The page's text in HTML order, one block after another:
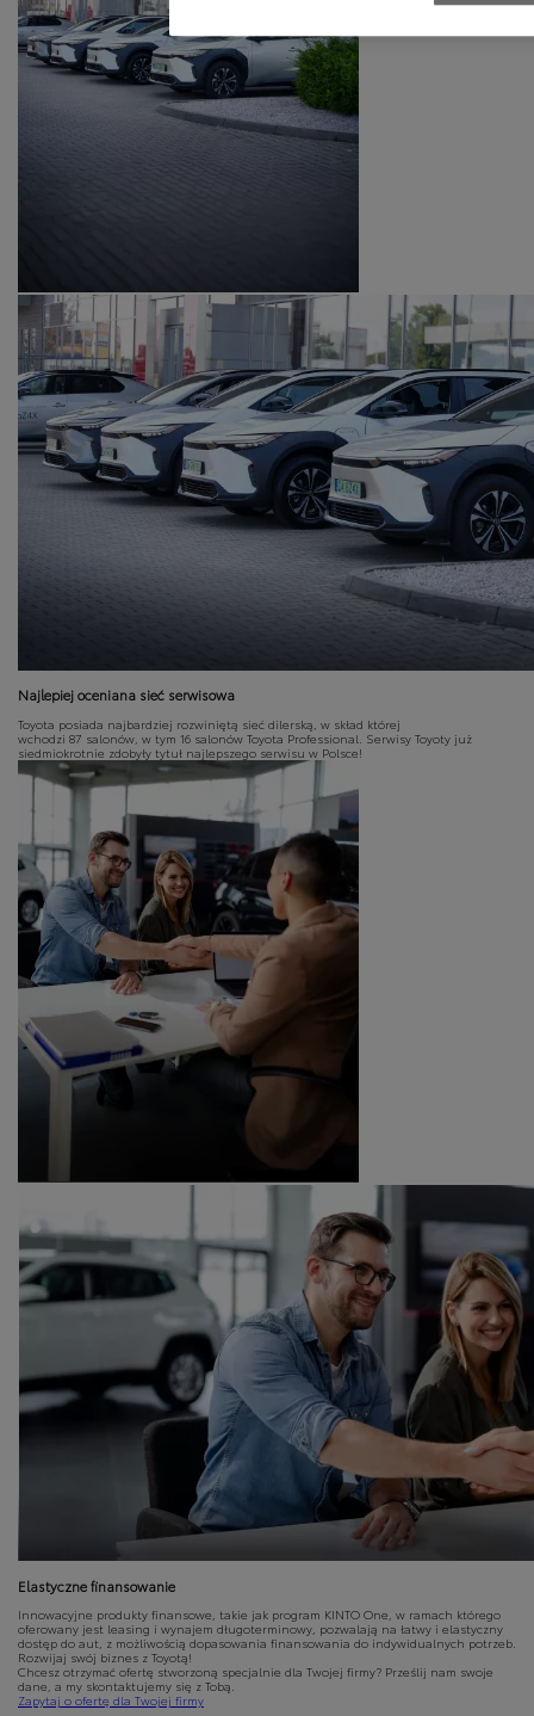
Najlepiej oceniana sieć serwisowa
Toyota posiada najbardziej rozwiniętą sieć dilerską, w skład której
wchodzi 87 salonów, w tym 16 salonów Toyota Professional. Serwisy Toyoty już
siedmiokrotnie zdobyły tytuł najlepszego serwisu w Polsce!
Elastyczne finansowanie
Innowacyjne produkty finansowe, takie jak program KINTO One, w ramach którego
oferowany jest leasing i wynajem długoterminowy, pozwalają na łatwy i elastyczny
dostęp do aut, z możliwością dopasowania finansowania do indywidualnych potrzeb.
Rozwijaj swój biznes z Toyotą!
Chcesz otrzymać ofertę stworzoną specjalnie dla Twojej firmy? Prześlij nam swoje
dane, a my skontaktujemy się z Tobą.
Zapytaj o ofertę dla Twojej firmy